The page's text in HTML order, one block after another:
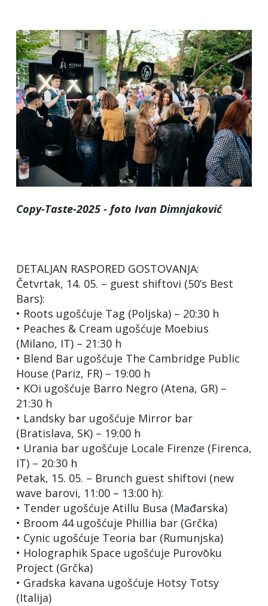
Copy-Taste-2025 - foto Ivan Dimnjaković
DETALJAN RASPORED GOSTOVANJA:
Četvrtak, 14. 05. – guest shiftovi (50’s Best
Bars):
• Roots ugošćuje Tag (Poljska) – 20:30 h
• Peaches & Cream ugošćuje Moebius
(Milano, IT) – 21:30 h
• Blend Bar ugošćuje The Cambridge Public
House (Pariz, FR) – 19:00 h
• KOi ugošćuje Barro Negro (Atena, GR) –
21:30 h
• Landsky bar ugošćuje Mirror bar
(Bratislava, SK) – 19:00 h
• Urania bar ugošćuje Locale Firenze (Firenca,
IT) – 20:30 h
Petak, 15. 05. – Brunch guest shiftovi (new
wave barovi, 11:00 – 13:00 h):
• Tender ugošćuje Atillu Busa (Mađarska)
• Broom 44 ugošćuje Phillia bar (Grčka)
• Cynic ugošćuje Teoria bar (Rumunjska)
• Holographik Space ugošćuje Purovōku
Project (Grčka)
• Gradska kavana ugošćuje Hotsy Totsy
(Italija)